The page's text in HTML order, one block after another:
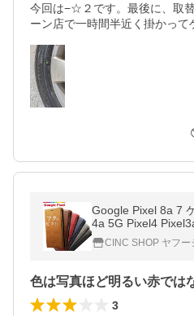
今回は−☆２です。最後に、取
ーン店で一時間半近く掛かって
Google Pixel 8a 7
4a 5G Pixel4
帳型 ベルトなし グ
ス Android
CINC SHOP ヤフー
3